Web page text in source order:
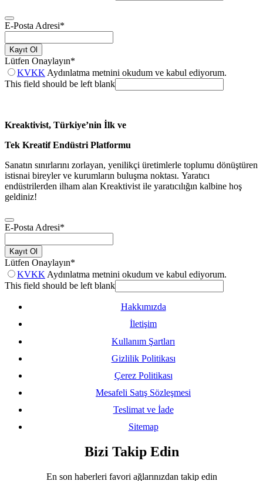
E-Posta Adresi*
Kayıt Ol
Lütfen Onaylayın*
KVKK Aydınlatma metnini okudum ve kabul ediyorum.
This field should be left blank
Kreaktivist, Türkiye’nin İlk ve
Tek Kreatif Endüstri Platformu
Sanatın sınırlarını zorlayan, yenilikçi üretimlerle toplumu dönüştüren
istisnai bireyler ve kurumların buluşma noktası. Yaratıcı
endüstrilerden ilham alan Kreaktivist ile yaratıcılığın kalbine hoş
geldiniz!
E-Posta Adresi*
Kayıt Ol
Lütfen Onaylayın*
KVKK Aydınlatma metnini okudum ve kabul ediyorum.
This field should be left blank
Hakkımızda
İletişim
Kullanım Şartları
Gizlilik Politikası
Çerez Politikası
Mesafeli Satış Sözleşmesi
Teslimat ve İade
Sitemap
Bizi Takip Edin
En son haberleri favori ağlarınızdan takip edin